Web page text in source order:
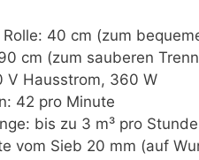
40 cm (zum
cm (zum sauberen
V Hausstrom, 360 W
42 pro Minute
bis zu 3 m³ pro Stunde
vom Sieb 20 mm (auf